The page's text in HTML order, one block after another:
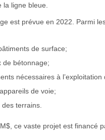
ligne bleue.
est prévue en 2022. Parmi
de surface;
de bétonnage;
nécessaires à l’exploitation
de voie;
terrains.
ce vaste projet est financé